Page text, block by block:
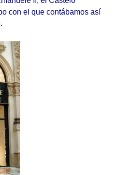
con el que contábamos así